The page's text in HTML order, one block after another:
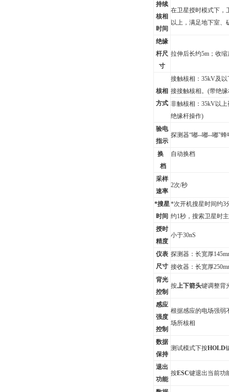
持续
核相
时间
在卫星授时模式下，
以上，满足地下室、
绝缘
杆尺
寸
拉伸后长约5m；收
核相
方式
接触核相：35kV及
接接触核相。(带绝
非触核相：35kV以
绝缘杆操作)
验电
指示
探测器“嘟--嘟--嘟"蜂
换
档
自动换档
采样
速率
2次/秒
*搜星
时间
*次开机搜星时间约3
约1秒，搜索卫星时
授时
精度
小于30nS
仪表
尺寸
探测器：长宽厚
接收器：长宽厚
背光
控制
按上下箭头键调整背
感应
强度
控制
根据感应的电场强弱
场所核相
数据
保持
测试模式下按HOLD
退出
功能
按ESC键退出当前功